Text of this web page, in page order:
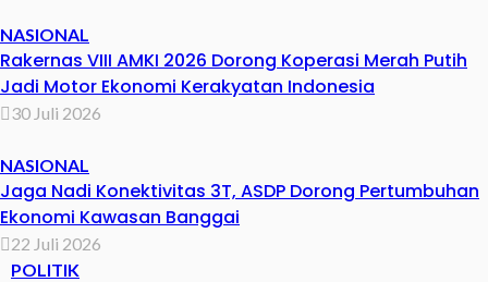
NASIONAL
Rakernas VIII AMKI 2026 Dorong Koperasi Merah Putih
Jadi Motor Ekonomi Kerakyatan Indonesia
30 Juli 2026
NASIONAL
Jaga Nadi Konektivitas 3T, ASDP Dorong Pertumbuhan
Ekonomi Kawasan Banggai
22 Juli 2026
POLITIK